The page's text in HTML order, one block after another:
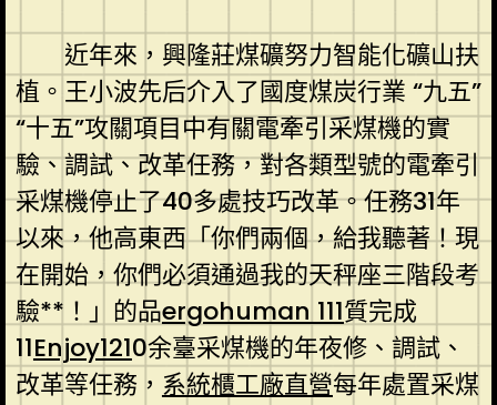
近年來，興隆莊煤礦努力智能化礦山扶
植。王小波先后介入了國度煤炭行業 “九五”
“十五”攻關項目中有關電牽引采煤機的實
驗、調試、改革任務，對各類型號的電牽引
采煤機停止了40多處技巧改革。任務31年
以來，他高東西「你們兩個，給我聽著！現
在開始，你們必須通過我的天秤座三階段考
驗**！」的品ergohuman 111質完成
11Enjoy1210余臺采煤機的年夜修、調試、
改革等任務， 系統櫃工廠直營每年處置采煤